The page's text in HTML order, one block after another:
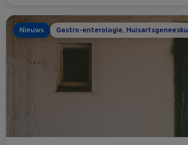
Nieuws Gastro-enterologie,